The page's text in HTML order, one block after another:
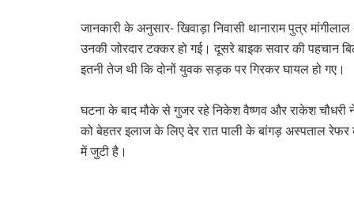
जानकारी के अनुसार- खिवाड़ा निवासी थानाराम पुत्र
उनकी जोरदार टक्कर हो गई। दूसरे बाइक सवार की पहचान
इतनी तेज थी कि दोनों युवक सड़क पर गिरकर घायल हो गए।
घटना के बाद मौके से गुजर रहे निकेश वैष्णव और राकेश चौधरी
को बेहतर इलाज के लिए देर रात पाली के बांगड़ अस्पताल
में जुटी है।